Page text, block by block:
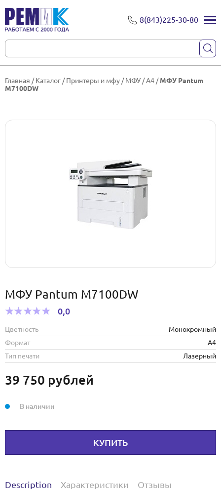
8(843)225-30-80
Главная /Каталог /Принтеры и мфу /МФУ /A4 /МФУ Pantum
M7100DW
МФУ Pantum M7100DW
0,0
Цветность
Монохромный
Формат
А4
Тип печати
Лазерный
39 750 рублей
КУПИТЬ
В наличии
Description Характеристики Отзывы